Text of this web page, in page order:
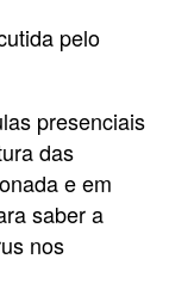
pelo
presenciais
das
e em
saber a
nos